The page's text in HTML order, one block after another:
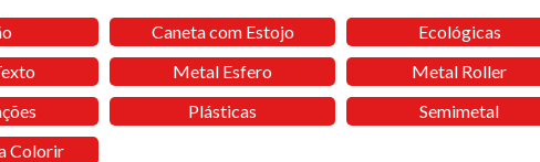
Caneta com Estojo Ecológicas
Metal Esfero Metal Roller
Plásticas Semimetal
Colorir